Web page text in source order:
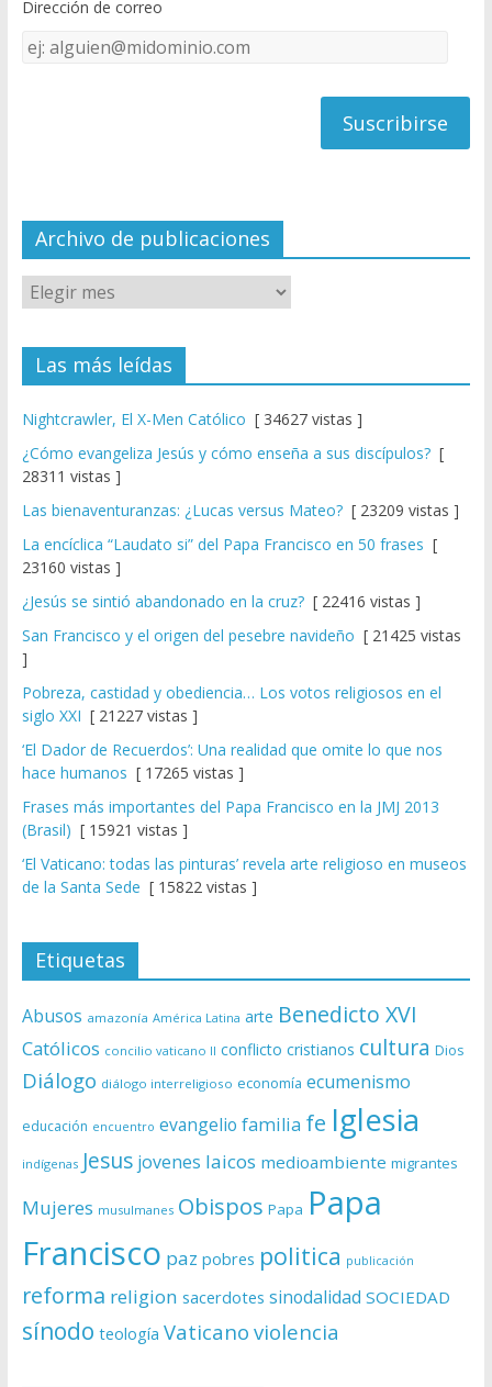
k e
C
el
Dirección de correo
Dirección
de
Archivo de publicaciones
Las más leídas
Nightcrawler, El X-Men Católico [ 34627 vistas ]
¿Cómo evangeliza Jesús y cómo enseña a sus discípulos?[
28311 vistas ]
Las bienaventuranzas: ¿Lucas versus Mateo?[ 23209 vistas ]
La encíclica “Laudato si” del Papa Francisco en 50 frases [
23160 vistas ]
¿Jesús se sintió abandonado en la cruz?[ 22416 vistas ]
San Francisco y el origen del pesebre navideño [ 21425 vistas
]
Pobreza, castidad y obediencia… Los votos religiosos en el
siglo XXI [ 21227 vistas ]
‘El Dador de Recuerdos’: Una realidad que omite lo que nos
hace humanos [ 17265 vistas ]
Frases más importantes del Papa Francisco en la JMJ 2013
(Brasil) [ 15921 vistas ]
‘El Vaticano: todas las pinturas’ revela arte religioso en museos
de la Santa Sede [ 15822 vistas ]
Etiquetas
Abusos amazonía América Latina arte Benedicto XVI
Católicos concilio vaticano II conflicto cristianos cultura Dios
Diálogo diálogo interreligioso economía ecumenismo
educación encuentro evangelio familia fe Iglesia
indígenas Jesus jovenes laicos medioambiente migrantes
Mujeres musulmanes Obispos Papa Papa
Francisco paz pobres politica publicación
reforma religion sacerdotes sinodalidad SOCIEDAD
sínodo teología Vaticano violencia